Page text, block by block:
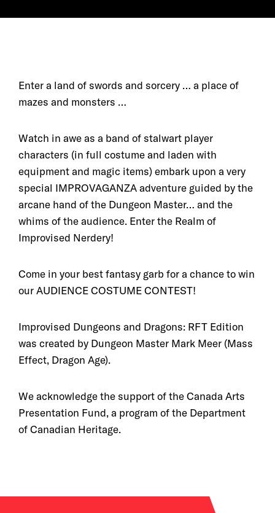
Enter a land of swords and sorcery … a place of
mazes and monsters …
Watch in awe as a band of stalwart player
characters (in full costume and laden with
equipment and magic items) embark upon a very
special IMPROVAGANZA adventure guided by the
arcane hand of the Dungeon Master… and the
whims of the audience. Enter the Realm of
Improvised Nerdery!
Come in your best fantasy garb for a chance to win
our AUDIENCE COSTUME CONTEST!
Improvised Dungeons and Dragons: RFT Edition
was created by Dungeon Master Mark Meer (Mass
Effect, Dragon Age).
We acknowledge the support of the Canada Arts
Presentation Fund, a program of the Department
of Canadian Heritage.